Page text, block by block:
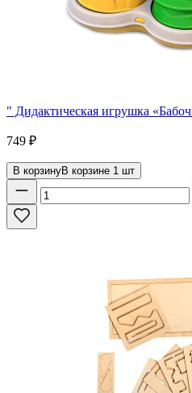
" Дидактическая игрушка
749 ₽
В корзинуВ корзине 1 шт